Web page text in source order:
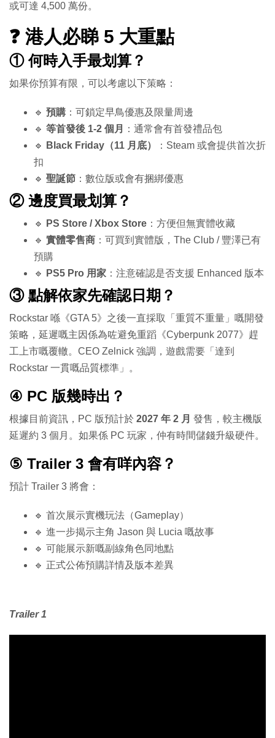
或可達 4,500 萬份。
❓ 港人必睇 5 大重點
① 何時入手最划算？
如果你預算有限，可以考慮以下策略：
🔹 預購 ：可鎖定早鳥優惠及限量周邊
🔹 等首發後 1-2 個月
：通常會有首發禮品包
🔹
Black Friday（11 月底）
：Steam 或會提供首次折
扣
🔹 聖誕節 ：數位版或會有捆綁優惠
② 邊度買最划算？
🔹 PS Store / Xbox Store ：方便但無實體收藏
🔹 實體零售商 ：可買到實體版，The Club / 豐澤已有
預購
🔹
PS5 Pro 用家 ：注意確認是否支援 Enhanced 版本
③ 點解依家先確認日期？
Rockstar 喺《GTA 5》之後一直採取「重質不重量」嘅開發
策略，延遲嘅主因係為咗避免重蹈《Cyberpunk 2077》趕
工上市嘅覆轍。CEO Zelnick 強調，遊戲需要「達到
Rockstar 一貫嘅品質標準」。
④ PC 版幾時出？
根據目前資訊，PC 版預計於 2027 年 2 月 發售，較主機版
延遲約 3 個月。如果係 PC 玩家，仲有時間儲錢升級硬件。
⑤ Trailer 3 會有咩內容？
預計 Trailer 3 將會：
🔹 首次展示實機玩法（Gameplay）
🔹 進一步揭示主角 Jason 與 Lucia 嘅故事
🔹 可能展示新嘅副線角色同地點
🔹 正式公佈預購詳情及版本差異
Trailer 1